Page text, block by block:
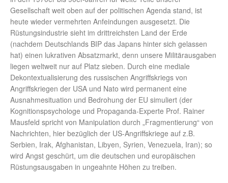
Gesellschaft weit oben auf der politischen Agenda stand, ist
heute wieder vermehrten Anfeindungen ausgesetzt. Die
Rüstungsindustrie sieht im drittreichsten Land der Erde
(nachdem Deutschlands BIP das Japans hinter sich gelassen
hat) einen lukrativen Absatzmarkt, denn unsere Militärausgaben
liegen weltweit nur auf Platz sieben. Durch eine mediale
Dekontextualisierung des russischen Angriffskriegs von
Angriffskriegen der USA und Nato wird permanent eine
Ausnahmesituation und Bedrohung der EU simuliert (der
Kognitionspsychologe und Propaganda-Experte Prof. Rainer
Mausfeld spricht von Manipulation durch „Fragmentierung“ von
Nachrichten, hier bezüglich der US-Angriffskriege auf z.B.
Serbien, Irak, Afghanistan, Libyen, Syrien, Venezuela, Iran); so
wird Angst geschürt, um die deutschen und europäischen
Rüstungsausgaben in ungeahnte Höhen zu treiben.